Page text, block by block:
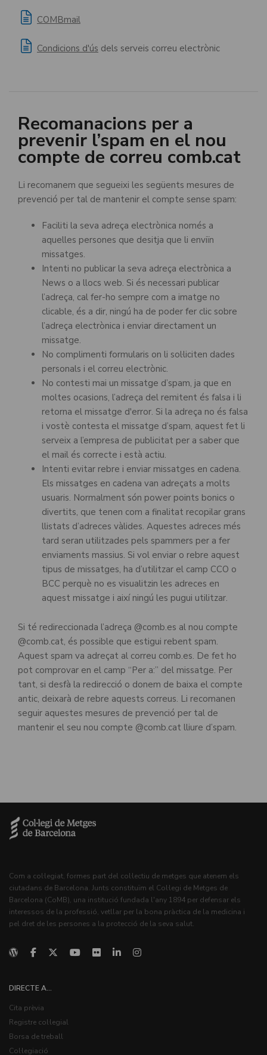
COMBmail
Condicions d'ús dels serveis correu electrònic
Recomanacions per a
prevenir l’spam en el nou
compte de correu comb.cat
Li recomanem que segueixi les següents mesures de
prevenció per tal de mantenir el compte sense spam:
Faciliti la seva adreça electrònica només a
aquelles persones que desitja que li enviïn
missatges.
Intenti no publicar la seva adreça electrònica a
News o a llocs web. Si és necessari publicar
l’adreça, cal fer-ho sempre com a imatge no
clicable, és a dir, ningú ha de poder fer clic sobre
l’adreça electrònica i enviar directament un
missatge.
No complimenti formularis on li sol·liciten dades
personals i el correu electrònic.
No contesti mai un missatge d’spam, ja que en
moltes ocasions, l’adreça del remitent és falsa i li
retorna el missatge d'error. Si la adreça no és falsa
i vostè contesta el missatge d’spam, aquest fet li
serveix a l’empresa de publicitat per a saber que
el mail és correcte i està actiu.
Intenti evitar rebre i enviar missatges en cadena.
Els missatges en cadena van adreçats a molts
usuaris. Normalment són power points bonics o
divertits, que tenen com a finalitat recopilar grans
llistats d’adreces vàlides. Aquestes adreces més
tard seran utilitzades pels spammers per a fer
enviaments massius. Si vol enviar o rebre aquest
tipus de missatges, ha d’utilitzar el camp CCO o
BCC perquè no es visualitzin les adreces en
aquest missatge i així ningú les pugui utilitzar.
Si té redireccionada l’adreça @comb.es al nou compte
@comb.cat, és possible que estigui rebent spam.
Aquest spam va adreçat al correu comb.es. De fet ho
pot comprovar en el camp “Per a:” del missatge. Per
tant, si desfà la redirecció o donem de baixa el compte
antic, deixarà de rebre aquests correus. Li recomanen
seguir aquestes mesures de prevenció per tal de
mantenir el seu nou compte @comb.cat lliure d’spam.
Com a col·legiat, formes part del col·lectiu de metges que atenem els
ciutadans de Barcelona. Junts constituïm el Col·legi de Metges de
Barcelona (CoMB), una institució fundada l'any 1894 per defensar els
interessos de la professió, vetllar per la bona pràctica de la medicina i
pel dret de les persones a la protecció de la seva salut.
DIRECTE A...
Cita prèvia
Registre col·legial
Borsa de treball
Col·legiació